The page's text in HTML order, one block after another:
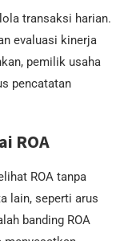
transaksi harian.
evaluasi kinerja
pemilik usaha
pencatatan
ROA
ROA tanpa
lain, seperti arus
banding ROA